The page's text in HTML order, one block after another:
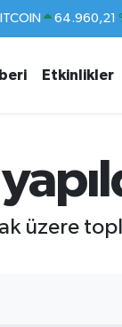
DOLAR 47,7436
STERLİN 64,4811
64.960,21
Etkinlikler
üzere